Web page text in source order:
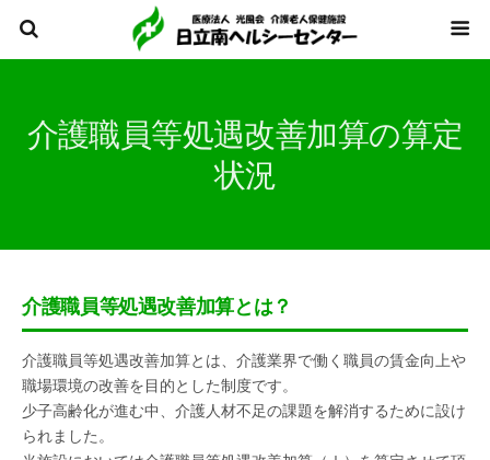
介護職員等処遇改善加算の算定
状況
介護職員等処遇改善加算とは？
介護職員等処遇改善加算とは、介護業界で働く職員の賃金向上や
職場環境の改善を目的とした制度です。
少子高齢化が進む中、介護人材不足の課題を解消するために設け
られました。